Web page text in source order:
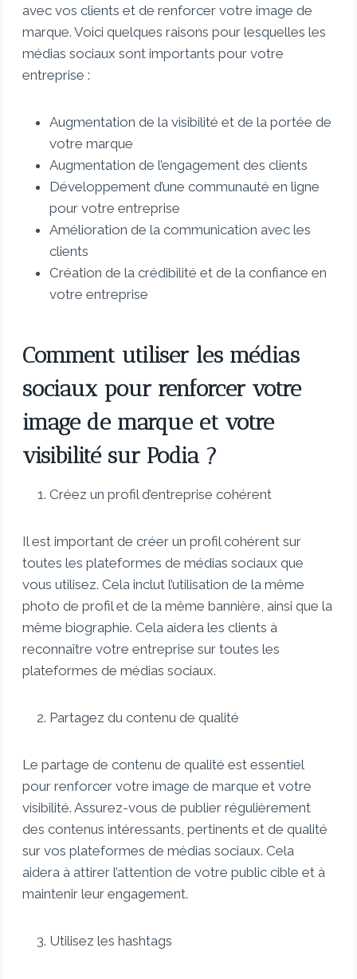
avec vos clients et de renforcer votre image de
marque. Voici quelques raisons pour lesquelles les
médias sociaux sont importants pour votre
entreprise :
Augmentation de la visibilité et de la portée de
votre marque
Augmentation de l’engagement des clients
Développement d’une communauté en ligne
pour votre entreprise
Amélioration de la communication avec les
clients
Création de la crédibilité et de la confiance en
votre entreprise
Comment utiliser les médias
sociaux pour renforcer votre
image de marque et votre
visibilité sur Podia ?
Créez un profil d’entreprise cohérent
Il est important de créer un profil cohérent sur
toutes les plateformes de médias sociaux que
vous utilisez. Cela inclut l’utilisation de la même
photo de profil et de la même bannière, ainsi que la
même biographie. Cela aidera les clients à
reconnaître votre entreprise sur toutes les
plateformes de médias sociaux.
Partagez du contenu de qualité
Le partage de contenu de qualité est essentiel
pour renforcer votre image de marque et votre
visibilité. Assurez-vous de publier régulièrement
des contenus intéressants, pertinents et de qualité
sur vos plateformes de médias sociaux. Cela
aidera à attirer l’attention de votre public cible et à
maintenir leur engagement.
Utilisez les hashtags